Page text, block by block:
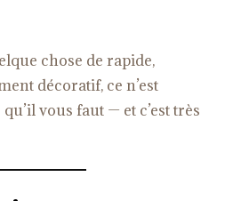
chose de rapide,
décoratif, ce n’est
vous faut — et c’est très